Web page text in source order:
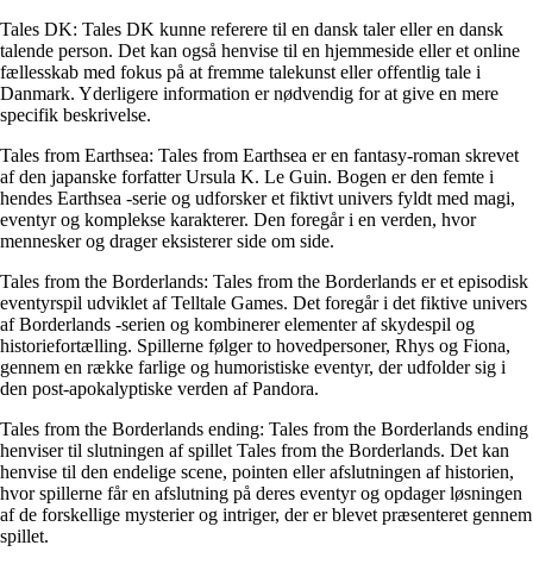
Tales DK: Tales DK kunne referere til en dansk taler eller en dansk
talende person. Det kan også henvise til en hjemmeside eller et online
fællesskab med fokus på at fremme talekunst eller offentlig tale i
Danmark. Yderligere information er nødvendig for at give en mere
specifik beskrivelse.
Tales from Earthsea: Tales from Earthsea er en fantasy-roman skrevet
af den japanske forfatter Ursula K. Le Guin. Bogen er den femte i
hendes Earthsea -serie og udforsker et fiktivt univers fyldt med magi,
eventyr og komplekse karakterer. Den foregår i en verden, hvor
mennesker og drager eksisterer side om side.
Tales from the Borderlands: Tales from the Borderlands er et episodisk
eventyrspil udviklet af Telltale Games. Det foregår i det fiktive univers
af Borderlands -serien og kombinerer elementer af skydespil og
historiefortælling. Spillerne følger to hovedpersoner, Rhys og Fiona,
gennem en række farlige og humoristiske eventyr, der udfolder sig i
den post-apokalyptiske verden af Pandora.
Tales from the Borderlands ending: Tales from the Borderlands ending
henviser til slutningen af spillet Tales from the Borderlands. Det kan
henvise til den endelige scene, pointen eller afslutningen af historien,
hvor spillerne får en afslutning på deres eventyr og opdager løsningen
af de forskellige mysterier og intriger, der er blevet præsenteret gennem
spillet.